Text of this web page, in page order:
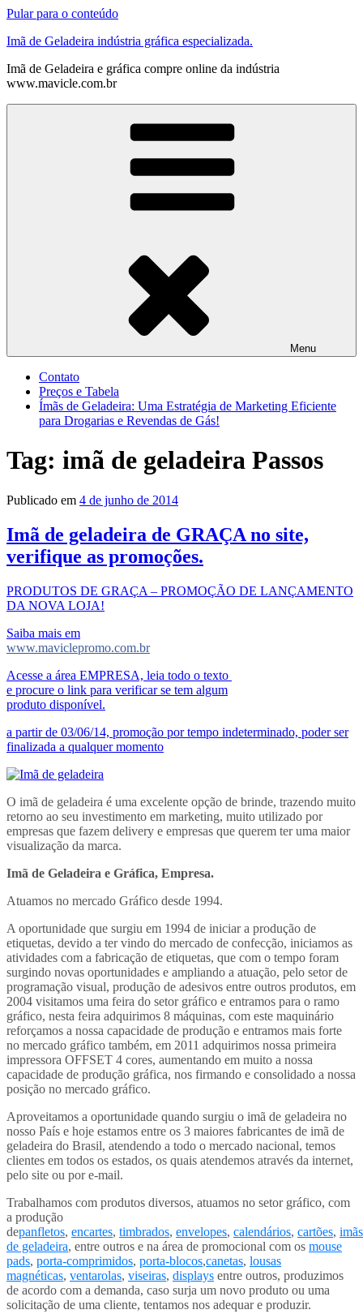
Pular para o conteúdo
Imã de Geladeira indústria gráfica especializada.
Imã de Geladeira e gráfica compre online da indústria
www.mavicle.com.br
Menu
Contato
Preços e Tabela
Ímãs de Geladeira: Uma Estratégia de Marketing Eficiente
para Drogarias e Revendas de Gás!
Tag: imã de geladeira Passos
Publicado em 4 de junho de 2014
Imã de geladeira de GRAÇA no site,
verifique as promoções.
PRODUTOS DE GRAÇA – PROMOÇÃO DE LANÇAMENTO
DA NOVA LOJA!
Saiba mais em
www.maviclepromo.com.br
Acesse a área EMPRESA, leia todo o texto
e procure o link para verificar se tem algum
produto disponível.
a partir de 03/06/14, promoção por tempo indeterminado, poder ser
finalizada a qualquer momento
O imã de geladeira é uma excelente opção de brinde, trazendo muito
retorno ao seu investimento em marketing, muito utilizado por
empresas que fazem delivery e empresas que querem ter uma maior
visualização da marca.
Imã de Geladeira e Gráfica, Empresa.
Atuamos no mercado Gráfico desde 1994.
A oportunidade que surgiu em 1994 de iniciar a produção de
etiquetas, devido a ter vindo do mercado de confecção, iniciamos as
atividades com a fabricação de etiquetas, que com o tempo foram
surgindo novas oportunidades e ampliando a atuação, pelo setor de
programação visual, produção de adesivos entre outros produtos, em
2004 visitamos uma feira do setor gráfico e entramos para o ramo
gráfico, nesta feira adquirimos 8 máquinas, com este maquinário
reforçamos a nossa capacidade de produção e entramos mais forte
no mercado gráfico também, em 2011 adquirimos nossa primeira
impressora OFFSET 4 cores, aumentando em muito a nossa
capacidade de produção gráfica, nos firmando e consolidado a nossa
posição no mercado gráfico.
Aproveitamos a oportunidade quando surgiu o imã de geladeira no
nosso País e hoje estamos entre os 3 maiores fabricantes de imã de
geladeira do Brasil, atendendo a todo o mercado nacional, temos
clientes em todos os estados, os quais atendemos através da internet,
pelo site ou por e-mail.
Trabalhamos com produtos diversos, atuamos no setor gráfico, com
a produção
depanfletos, encartes, timbrados, envelopes, calendários, cartões, imãs
de geladeira, entre outros e na área de promocional com os mouse
pads, porta-comprimidos, porta-blocos,canetas, lousas
magnéticas, ventarolas, viseiras, displays entre outros, produzimos
de acordo com a demanda, caso surja um novo produto ou uma
solicitação de uma cliente, tentamos nos adequar e produzir.